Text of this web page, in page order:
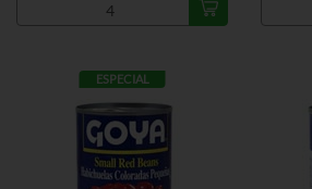
ESPECIAL